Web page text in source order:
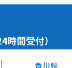
時間受付）
香川県